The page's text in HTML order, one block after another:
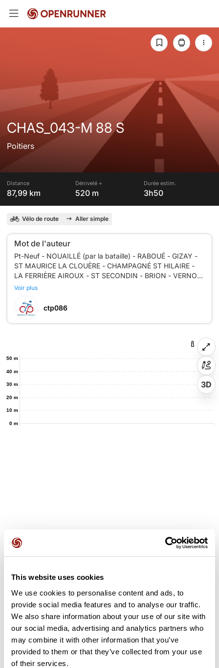
This website uses cookies
We use cookies to personalise content and ads, to
provide social media features and to analyse our traffic.
We also share information about your use of our site with
our social media, advertising and analytics partners who
may combine it with other information that you’ve
provided to them or that they’ve collected from your use
of their services.
CHAS_043-M 88 S
Poitiers
Distance
87,99 km
Dénivelé +
520 m
Durée estim.
3h50
Vélo de route Aller simple
Mot de l'auteur
Pt-Neuf - NOUAILLÉ (par la bataille) - RABOUÉ - GIZAY -
ST MAURICE LA CLOUÈRE - CHAMPAGNÉ ST HILAIRE -
LA FERRIÈRE AIROUX - ST SECONDIN - BRION - VERNON
- NIEUL L'ESPOIR - LE PINIER - MIGNALOUX - CHU - Piste
Voir plus
ctp086
0 m
10 m
20 m
30 m
40 m
50 m
3D
Avis des utilisateurs
Soyez le premier à ajouter un avis !
Ajouter un avis